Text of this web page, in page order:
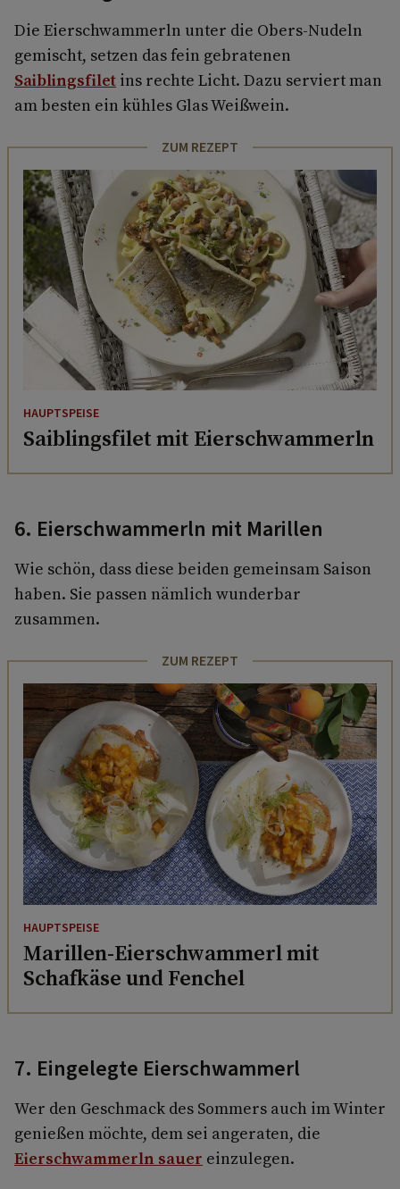
Die Eierschwammerln unter die Obers-Nudeln
gemischt, setzen das fein gebratenen
Saiblingsfilet ins rechte Licht. Dazu serviert man
am besten ein kühles Glas Weißwein.
ZUM REZEPT
HAUPTSPEISE
Saiblingsfilet mit Eierschwammerln
6. Eierschwammerln mit Marillen
Wie schön, dass diese beiden gemeinsam Saison
haben. Sie passen nämlich wunderbar
zusammen.
ZUM REZEPT
HAUPTSPEISE
Marillen-Eierschwammerl mit
Schafkäse und Fenchel
7. Eingelegte Eierschwammerl
Wer den Geschmack des Sommers auch im Winter
genießen möchte, dem sei angeraten, die
Eierschwammerln sauer einzulegen.